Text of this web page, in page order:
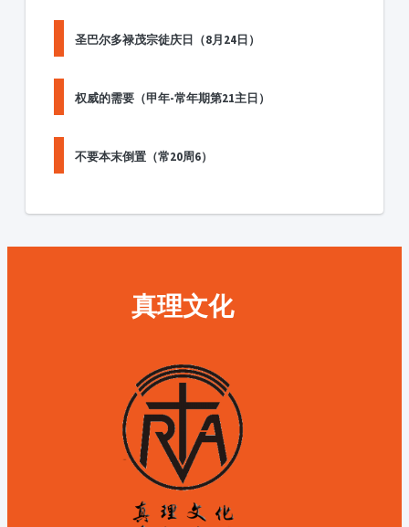
圣巴尔多禄茂宗徒庆日（8月24日）
权威的需要（甲年-常年期第21主日）
不要本末倒置（常20周6）
真理文化